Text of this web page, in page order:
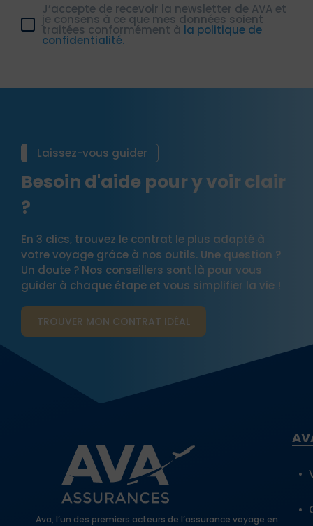
J’accepte de recevoir la newsletter de AVA et
je consens à ce que mes données soient
traitées conformément à la politique de
confidentialité.
Laissez-vous guider
Besoin d'aide pour y voir clair
?
En 3 clics, trouvez le contrat le plus adapté à
votre voyage grâce à nos outils. Une question ?
Un doute ? Nos conseillers sont là pour vous
guider à chaque étape et vous simplifier la vie !
TROUVER MON CONTRAT​ IDÉAL
Ava, l’un des premiers acteurs de l’assurance voyage en